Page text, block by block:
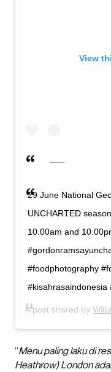
View
29 June National
UNCHARTED
10.00am and
#foodphotography
#kisahrasaindonesia
A post shared by
“Menu paling laku di
Heathrow) London